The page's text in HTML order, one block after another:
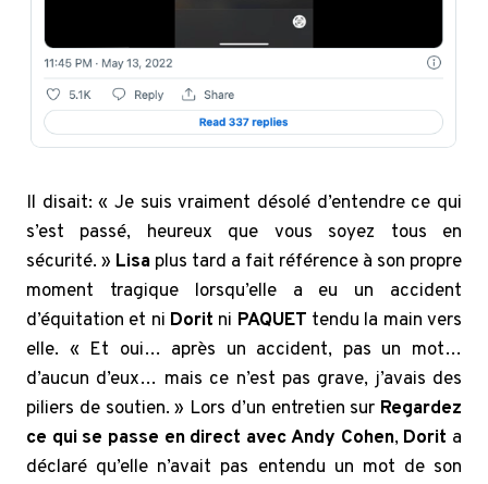
Il disait: « Je suis vraiment désolé d’entendre ce qui
s’est passé, heureux que vous soyez tous en
sécurité. » Lisa plus tard a fait référence à son propre
moment tragique lorsqu’elle a eu un accident
d’équitation et ni Dorit ni PAQUET tendu la main vers
elle. « Et oui… après un accident, pas un mot…
d’aucun d’eux… mais ce n’est pas grave, j’avais des
piliers de soutien. » Lors d’un entretien sur Regardez
ce qui se passe en direct avec Andy Cohen, Dorit a
déclaré qu’elle n’avait pas entendu un mot de son